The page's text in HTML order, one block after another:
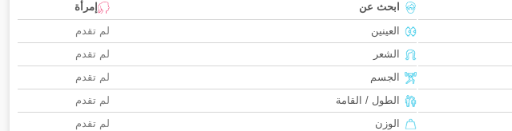
ابحث عن
إمرأة
العينين
لم تقدم
الشعر
لم تقدم
الجسم
لم تقدم
الطول / القامة
لم تقدم
الوزن
لم تقدم